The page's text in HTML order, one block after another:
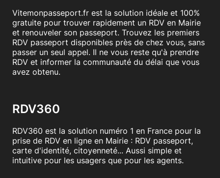
Vitemonpasseport.fr est la solution idéale et 100%
gratuite pour trouver rapidement un RDV en Mairie
et renouveler son passeport. Trouvez les premiers
RDV passeport disponibles près de chez vous, sans
passer un seul appel. Il ne vous reste qu'à prendre
RDV et informer la communauté du délai que vous
avez obtenu.
RDV360
RDV360 est la solution numéro 1 en France pour la
prise de RDV en ligne en Mairie : RDV passeport,
carte d'identité, citoyenneté... Aussi simple et
intuitive pour les usagers que pour les agents.